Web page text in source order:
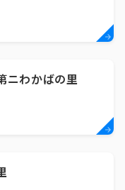
ニわかばの里